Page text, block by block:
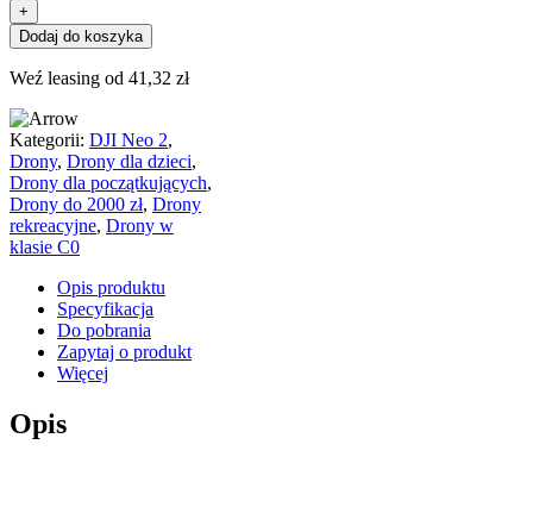
+
Dodaj do koszyka
Weź leasing od 41,32 zł
Kategorii: DJI Neo 2,
Drony, Drony dla dzieci,
Drony dla początkujących,
Drony do 2000 zł, Drony
rekreacyjne, Drony w
klasie C0
Opis produktu
Specyfikacja
Do pobrania
Zapytaj o produkt
Więcej
Opis